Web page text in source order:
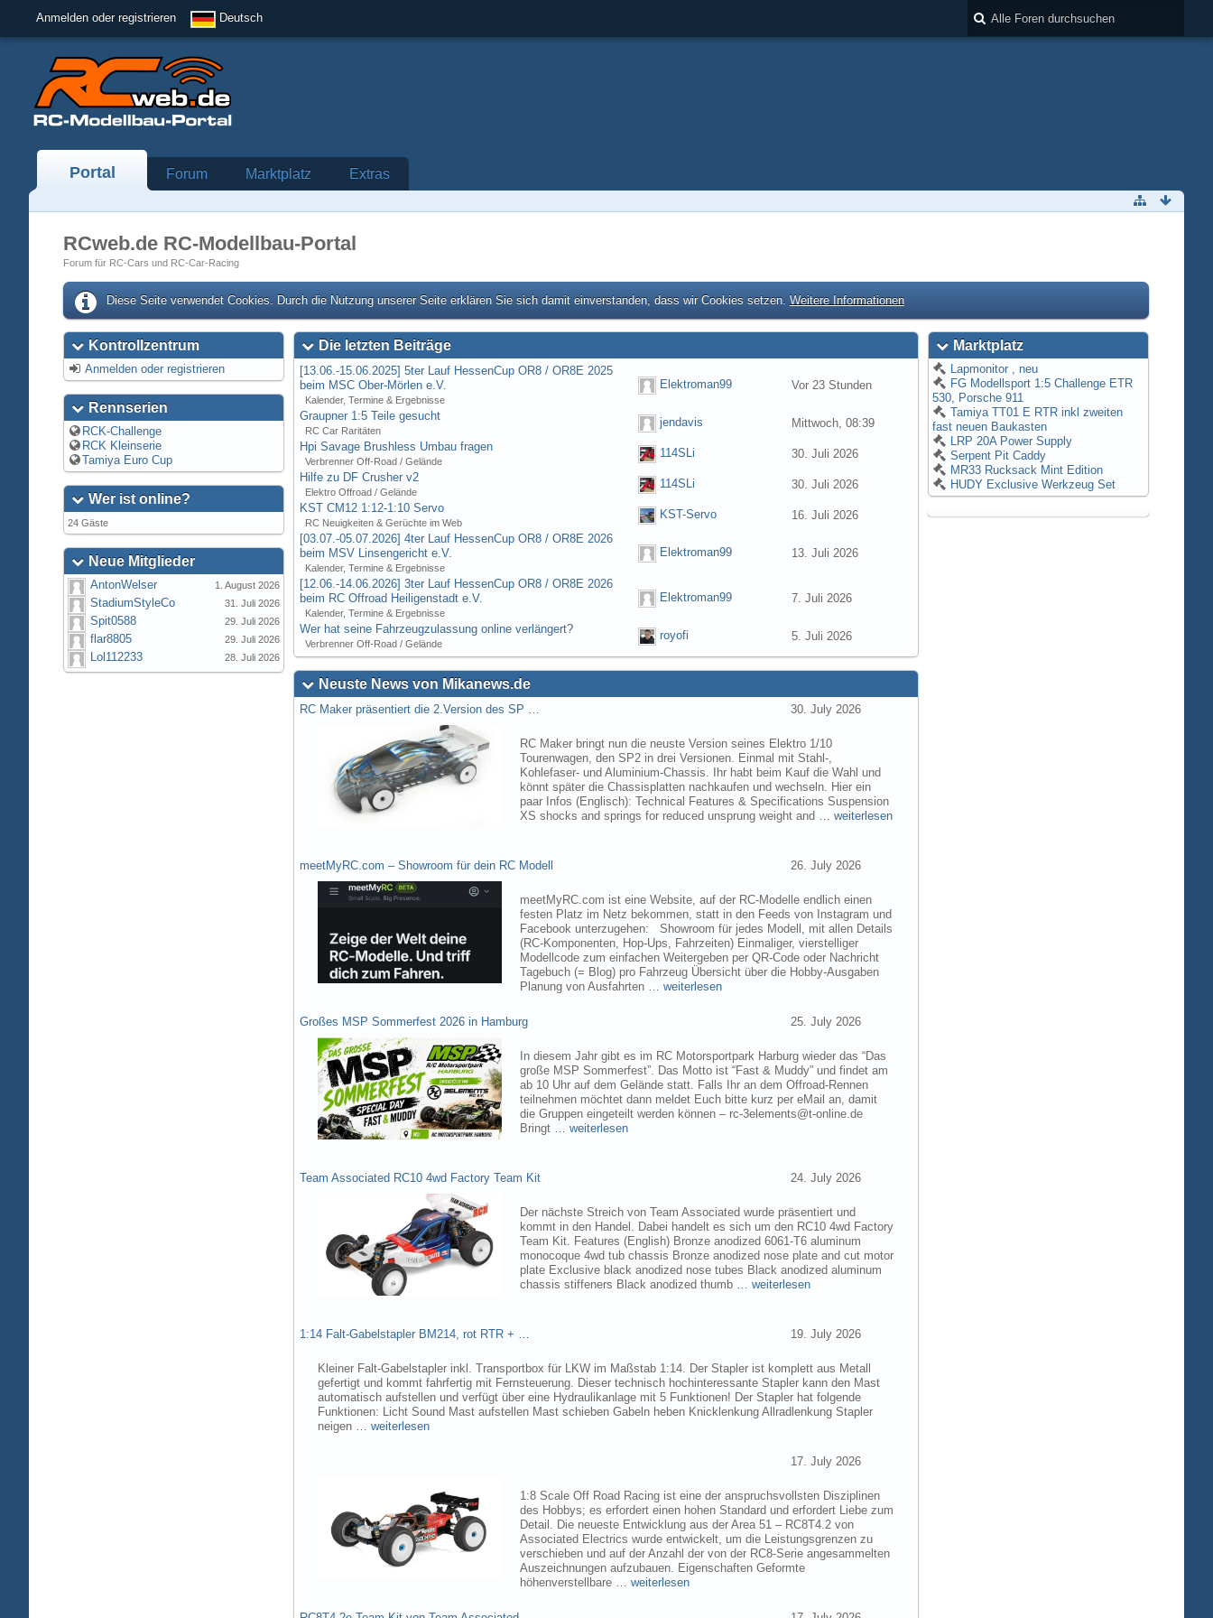
Anmelden oder registrieren Deutsch
Portal Forum Marktplatz Extras
RCweb.de RC-Modellbau-Portal
Forum für RC-Cars und RC-Car-Racing
Diese Seite verwendet Cookies. Durch die Nutzung unserer Seite erklären Sie sich damit einverstanden, dass wir Cookies setzen. Weitere Informationen
Kontrollzentrum
Anmelden oder registrieren
Rennserien
RCK-Challenge
RCK Kleinserie
Tamiya Euro Cup
Wer ist online?
24 Gäste
Neue Mitglieder
AntonWelser 1. August 2026
StadiumStyleCo 31. Juli 2026
Spit0588 29. Juli 2026
flar8805 29. Juli 2026
Lol112233 28. Juli 2026
Die letzten Beiträge
[13.06.-15.06.2025] 5ter Lauf HessenCup OR8 / OR8E 2025
beim MSC Ober-Mörlen e.V.
Kalender, Termine & Ergebnisse
Elektroman99 Vor 23 Stunden
Graupner 1:5 Teile gesucht
RC Car Raritäten
jendavis
Mittwoch, 08:39
Hpi Savage Brushless Umbau fragen
Verbrenner Off-Road / Gelände
114SLi
30. Juli 2026
Hilfe zu DF Crusher v2
Elektro Offroad / Gelände
114SLi
30. Juli 2026
KST CM12 1:12-1:10 Servo
RC Neuigkeiten & Gerüchte im Web
KST-Servo
16. Juli 2026
[03.07.-05.07.2026] 4ter Lauf HessenCup OR8 / OR8E 2026
beim MSV Linsengericht e.V.
Kalender, Termine & Ergebnisse
Elektroman99 13. Juli 2026
[12.06.-14.06.2026] 3ter Lauf HessenCup OR8 / OR8E 2026
beim RC Offroad Heiligenstadt e.V.
Kalender, Termine & Ergebnisse
Elektroman99 7. Juli 2026
Wer hat seine Fahrzeugzulassung online verlängert?
Verbrenner Off-Road / Gelände
royofi 5. Juli 2026
Neuste News von Mikanews.de
RC Maker präsentiert die 2.Version des SP … 30. July 2026
RC Maker bringt nun die neuste Version seines Elektro 1/10
Tourenwagen, den SP2 in drei Versionen. Einmal mit Stahl-,
Kohlefaser- und Aluminium-Chassis. Ihr habt beim Kauf die Wahl und
könnt später die Chassisplatten nachkaufen und wechseln. Hier ein
paar Infos (Englisch): Technical Features & Specifications Suspension
XS shocks and springs for reduced unsprung weight and …weiterlesen
meetMyRC.com – Showroom für dein RC Modell 26. July 2026
meetMyRC.com ist eine Website, auf der RC-Modelle endlich einen
festen Platz im Netz bekommen, statt in den Feeds von Instagram und
Facebook unterzugehen: Showroom für jedes Modell, mit allen Details
(RC-Komponenten, Hop-Ups, Fahrzeiten) Einmaliger, vierstelliger
Modellcode zum einfachen Weitergeben per QR-Code oder Nachricht
Tagebuch (= Blog) pro Fahrzeug Übersicht über die Hobby-Ausgaben
Planung von Ausfahrten …weiterlesen
Großes MSP Sommerfest 2026 in Hamburg 25. July 2026
In diesem Jahr gibt es im RC Motorsportpark Harburg wieder das “Das
große MSP Sommerfest”. Das Motto ist “Fast & Muddy” und findet am
ab 10 Uhr auf dem Gelände statt. Falls Ihr an dem Offroad-Rennen
teilnehmen möchtet dann meldet Euch bitte kurz per eMail an, damit
die Gruppen eingeteilt werden können – rc-3elements@t-online.de
Bringt …weiterlesen
Team Associated RC10 4wd Factory Team Kit 24. July 2026
Der nächste Streich von Team Associated wurde präsentiert und
kommt in den Handel. Dabei handelt es sich um den RC10 4wd Factory
Team Kit. Features (English) Bronze anodized 6061-T6 aluminum
monocoque 4wd tub chassis Bronze anodized nose plate and cut motor
plate Exclusive black anodized nose tubes Black anodized aluminum
chassis stiffeners Black anodized thumb …weiterlesen
1:14 Falt-Gabelstapler BM214, rot RTR + … 19. July 2026
Kleiner Falt-Gabelstapler inkl. Transportbox für LKW im Maßstab 1:14. Der Stapler ist komplett aus Metall
gefertigt und kommt fahrfertig mit Fernsteuerung. Dieser technisch hochinteressante Stapler kann den Mast
automatisch aufstellen und verfügt über eine Hydraulikanlage mit 5 Funktionen! Der Stapler hat folgende
Funktionen: Licht Sound Mast aufstellen Mast schieben Gabeln heben Knicklenkung Allradlenkung Stapler
neigen …weiterlesen
17. July 2026
1:8 Scale Off Road Racing ist eine der anspruchsvollsten Disziplinen
des Hobbys; es erfordert einen hohen Standard und erfordert Liebe zum
Detail. Die neueste Entwicklung aus der Area 51 – RC8T4.2 von
Associated Electrics wurde entwickelt, um die Leistungsgrenzen zu
verschieben und auf der Anzahl der von der RC8-Serie angesammelten
Auszeichnungen aufzubauen. Eigenschaften Geformte
höhenverstellbare …weiterlesen
Marktplatz
Lapmonitor , neu
FG Modellsport 1:5 Challenge ETR
530, Porsche 911
Tamiya TT01 E RTR inkl zweiten
fast neuen Baukasten
LRP 20A Power Supply
Serpent Pit Caddy
MR33 Rucksack Mint Edition
HUDY Exclusive Werkzeug Set